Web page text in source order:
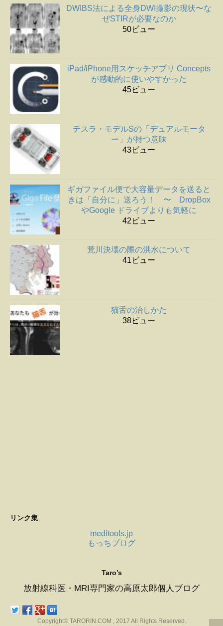
DWIBS法による全身DWI撮影の現状〜な
ぜSTIRが必要なのか
50ビュー
iPad/iPhone用スケッチアプリ Concepts
が感動的に使いやすかった
45ビュー
テスラ・モデルSの「デュアルモータ
ー」が持つ意味
43ビュー
ギガファイル便で大容量データを送ると
きは「自分に」送ろう！ 〜 DropBox
やGoogle ドライブよりも気軽に
42ビュー
荒川決壊の際の洪水について
41ビュー
猫舌の治しかた
38ビュー
リンク集
meditools.jp
もっちブログ
Taro’s
放射線科医・MRI専門家の高原太郎個人ブログ
Copyright© TARORIN.COM , 2017 All Rights Reserved.